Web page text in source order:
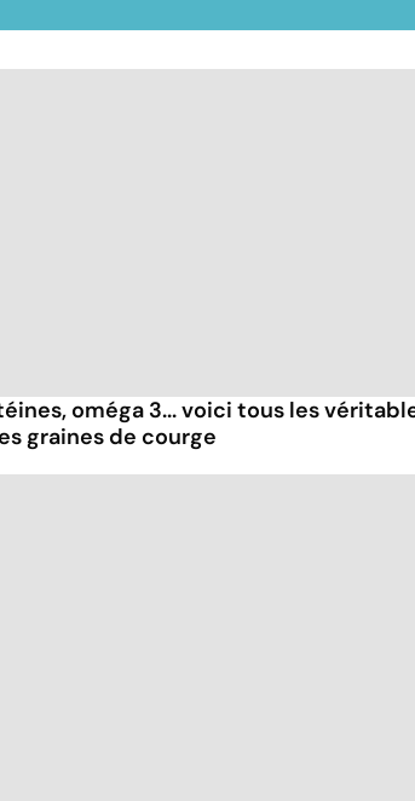
oméga 3... voici tous les
graines de courge